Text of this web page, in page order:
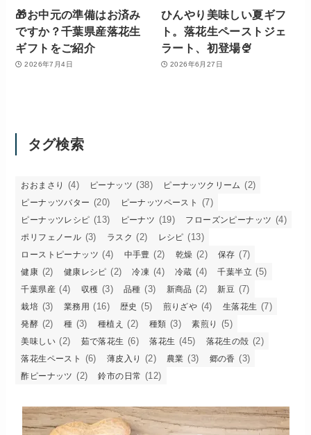
🎁お中元の準備はお済み
ですか？千葉県産落花生
ギフトをご紹介
2026年7月4日
ひんやり美味しい夏ギフ
ト。落花生ペーストジェ
ラート、初登場🍨
2026年6月27日
タグ検索
おおまさり (4) ピーナッツ (38) ピーナッツクリーム (2)
ピーナッツバター (20) ピーナッツペースト (7)
ピーナッツレシピ (13) ピーナツ (19) フローズンピーナッツ (4)
ポリフェノール (3) ラスク (2) レシピ (13)
ローストピーナッツ (4) 中手豊 (2) 乾燥 (2) 保存 (7)
健康 (2) 健康レシピ (2) 冷凍 (4) 冷蔵 (4) 千葉半立 (5)
千葉県産 (4) 収穫 (3) 品種 (3) 新商品 (2) 新豆 (7)
栽培 (3) 業務用 (16) 歴史 (5) 煎りざや (4) 生落花生 (7)
発酵 (2) 種 (3) 種植え (2) 種類 (3) 素煎り (5)
美味しい (2) 茹で落花生 (6) 落花生 (45) 落花生の殻 (2)
落花生ペースト (6) 薄皮入り (2) 農業 (3) 郷の香 (3)
酢ピーナッツ (2) 鈴市の日常 (12)